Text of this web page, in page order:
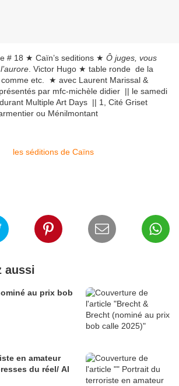
# 18 ★ Caïn’s seditions ★ Ô juges, vous
. Victor Hugo ★ table ronde de la
etc. ★ avec Laurent Marissal &
par mfc-michèle didier || le samedi
Multiple Art Days || 1, Cité Griset
ou Ménilmontant
aussi
au prix bob
en amateur
du réel/ Al